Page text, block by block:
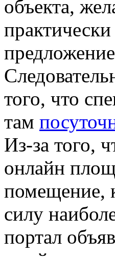
объекта,
того, что
там
Из-за того,
онлайн
помещение,
силу
портал